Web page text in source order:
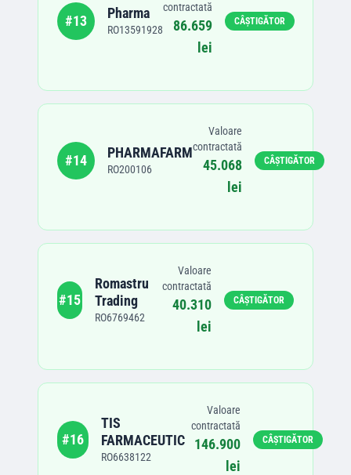
#13 Pharma
RO13591928
contractată
86.659
lei
CÂȘTIGĂTOR
#14 PHARMAFARM
RO200106
Valoare
contractată
45.068
lei
CÂȘTIGĂTOR
#15
Romastru
Trading
RO6769462
Valoare
contractată
40.310
lei
CÂȘTIGĂTOR
#16
TIS
FARMACEUTIC
RO6638122
Valoare
contractată
146.900
lei
CÂȘTIGĂTOR